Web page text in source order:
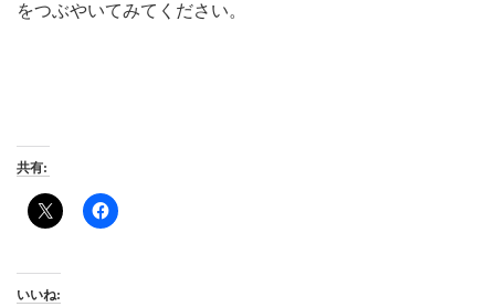
をつぶやいてみてください。
共有:
いいね: